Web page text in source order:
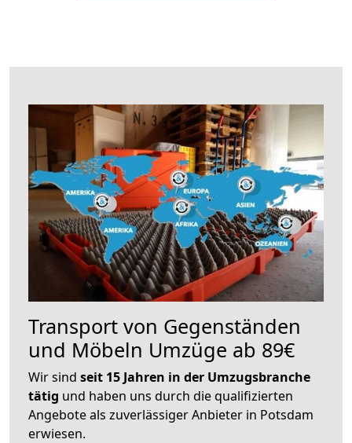
Transport von Gegenständen
und Möbeln Umzüge ab 89€
Wir sind seit 15 Jahren in der Umzugsbranche
tätig und haben uns durch die qualifizierten
Angebote als zuverlässiger Anbieter in Potsdam
erwiesen.